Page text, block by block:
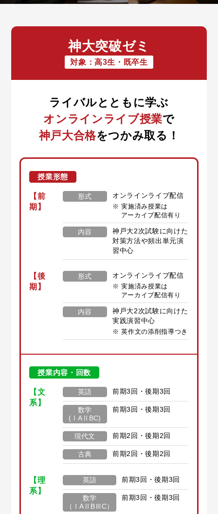
神大突破ゼミ
対象：高3生・既卒生
ライバルとともに学ぶ
オンラインライブ授業で
神戸大合格をつかみ取る！
授業形態
【前
期】
形式 オンラインライブ配信
実施済み授業は
アーカイブ配信有り
内容
神戸大2次試験に向けた
対策方法や頻出単元演
習中心
【後
期】
形式 オンラインライブ配信
実施済み授業は
アーカイブ配信有り
内容
神戸大2次試験に向けた
実践演習中心
英作文の添削指導つき
授業内容・回数
【文
系】
英語 前期3回・後期3回
数学
(ⅠAⅡBC)
前期3回・後期3回
現代文 前期2回・後期2回
古典 前期2回・後期2回
【理
系】
英語 前期3回・後期3回
数学
（ⅠAⅡBⅢC）
前期3回・後期3回